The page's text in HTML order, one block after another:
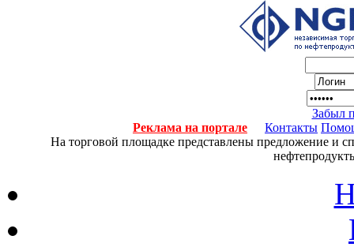
Забыл
Реклама на портале
Контакты
На торговой площадке представлены предложение и